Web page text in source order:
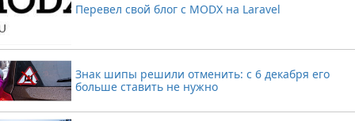
Перевел свой блог с MODX на Laravel
Знак шипы решили отменить: с 6 декабря его
больше ставить не нужно